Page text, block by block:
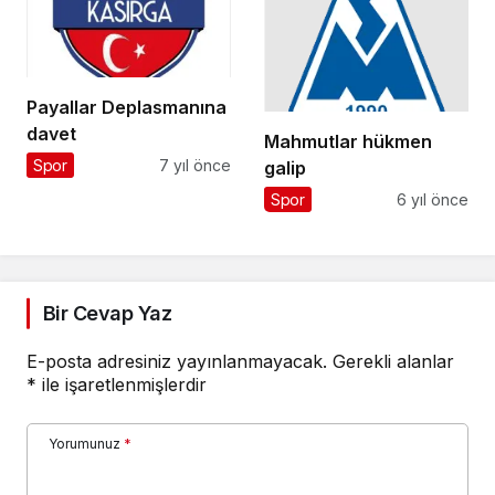
Payallar Deplasmanına
davet
Spor 7 yıl önce
Mahmutlar hükmen
galip
Spor 6 yıl önce
Bir Cevap Yaz
E-posta adresiniz yayınlanmayacak. Gerekli alanlar
* ile işaretlenmişlerdir
Yorumunuz *